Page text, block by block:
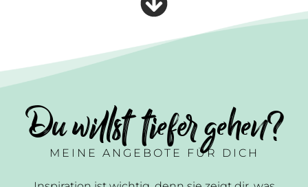
Du willst tiefer gehen?
MEINE ANGEBOTE FÜR DICH